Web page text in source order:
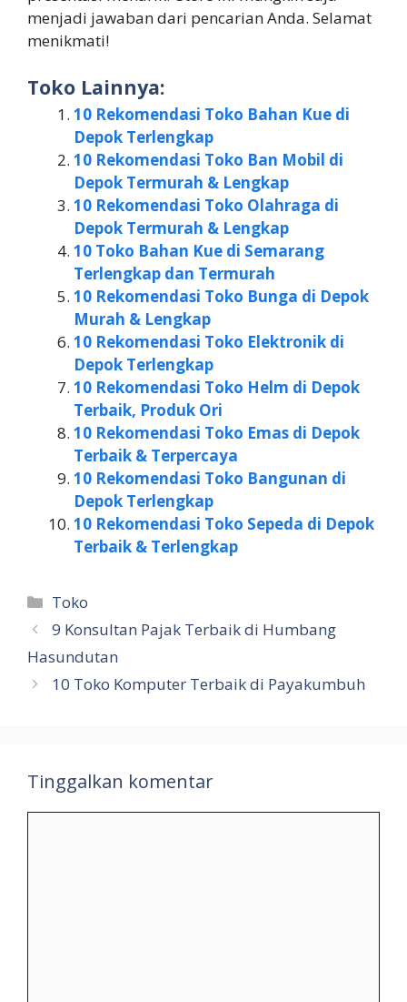
menjadi jawaban dari pencarian Anda. Selamat
menikmati!
Toko Lainnya:
10 Rekomendasi Toko Bahan Kue di
Depok Terlengkap
10 Rekomendasi Toko Ban Mobil di
Depok Termurah & Lengkap
10 Rekomendasi Toko Olahraga di
Depok Termurah & Lengkap
10 Toko Bahan Kue di Semarang
Terlengkap dan Termurah
10 Rekomendasi Toko Bunga di Depok
Murah & Lengkap
10 Rekomendasi Toko Elektronik di
Depok Terlengkap
10 Rekomendasi Toko Helm di Depok
Terbaik, Produk Ori
10 Rekomendasi Toko Emas di Depok
Terbaik & Terpercaya
10 Rekomendasi Toko Bangunan di
Depok Terlengkap
10 Rekomendasi Toko Sepeda di Depok
Terbaik & Terlengkap
Kategori
Toko
9 Konsultan Pajak Terbaik di Humbang
Hasundutan
10 Toko Komputer Terbaik di Payakumbuh
Tinggalkan komentar